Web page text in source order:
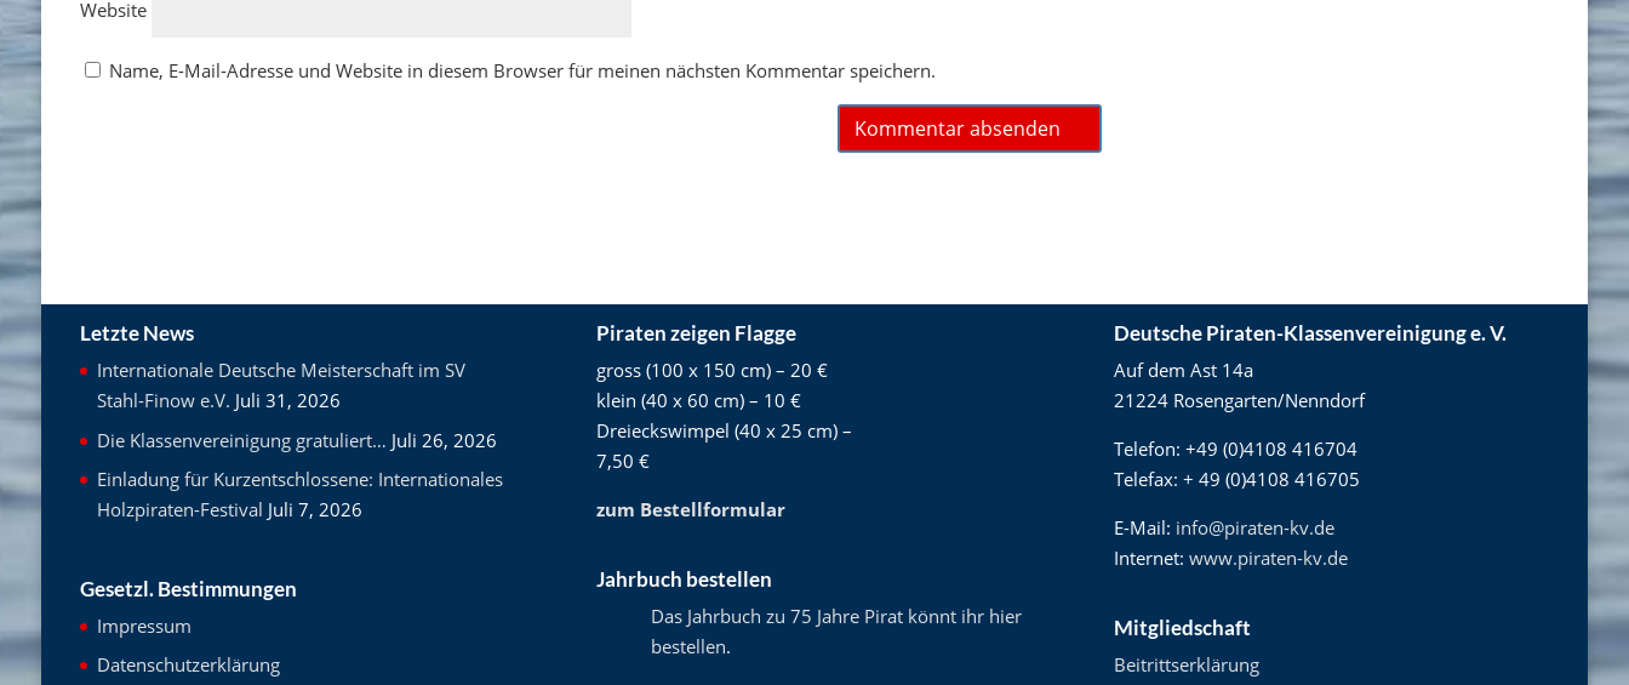
Website
Name, E-Mail-Adresse und Website in diesem Browser für meinen nächsten Kommentar speichern.
Letzte News
Internationale Deutsche Meisterschaft im SV
Stahl-Finow e.V. Juli 31, 2026
Die Klassenvereinigung gratuliert… Juli 26, 2026
Einladung für Kurzentschlossene: Internationales
Holzpiraten-Festival Juli 7, 2026
Gesetzl. Bestimmungen
Impressum
Datenschutzerklärung
Piraten zeigen Flagge
gross (100 x 150 cm) – 20 €
klein (40 x 60 cm) – 10 €
Dreieckswimpel (40 x 25 cm) –
7,50 €
zum Bestellformular
Jahrbuch bestellen
Das Jahrbuch zu 75 Jahre Pirat könnt ihr hier
bestellen.
Deutsche Piraten-Klassenvereinigung e. V.
Auf dem Ast 14a
21224 Rosengarten/Nenndorf
Telefon: +49 (0)4108 416704
Telefax: + 49 (0)4108 416705
E-Mail: info@piraten-kv.de
Internet: www.piraten-kv.de
Mitgliedschaft
Beitrittserklärung